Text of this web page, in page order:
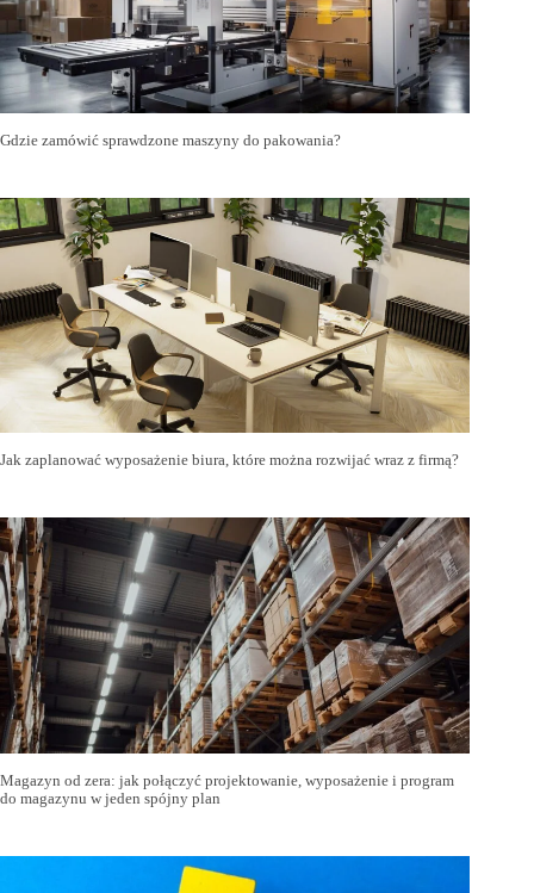
Gdzie zamówić sprawdzone maszyny do pakowania?
Jak zaplanować wyposażenie biura, które można rozwijać wraz z firmą?
Magazyn od zera: jak połączyć projektowanie, wyposażenie i program
do magazynu w jeden spójny plan